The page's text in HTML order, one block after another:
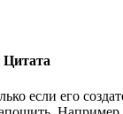
Цитата
если его